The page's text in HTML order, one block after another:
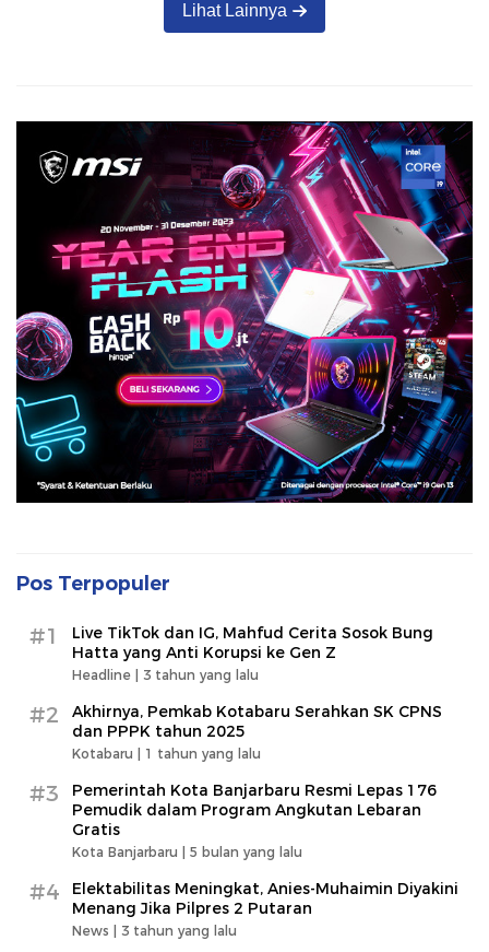
Lihat Lainnya
Pos Terpopuler
#1
Live TikTok dan IG, Mahfud Cerita Sosok Bung
Hatta yang Anti Korupsi ke Gen Z
Headline | 3 tahun yang lalu
#2
Akhirnya, Pemkab Kotabaru Serahkan SK CPNS
dan PPPK tahun 2025
Kotabaru | 1 tahun yang lalu
#3
Pemerintah Kota Banjarbaru Resmi Lepas 176
Pemudik dalam Program Angkutan Lebaran
Gratis
Kota Banjarbaru | 5 bulan yang lalu
#4
Elektabilitas Meningkat, Anies-Muhaimin Diyakini
Menang Jika Pilpres 2 Putaran
News | 3 tahun yang lalu